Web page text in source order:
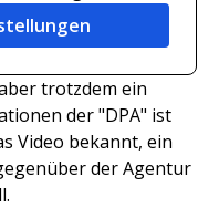
trotzdem ein
der "DPA" ist
Video bekannt, ein
der Agentur